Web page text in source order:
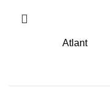
Atlant